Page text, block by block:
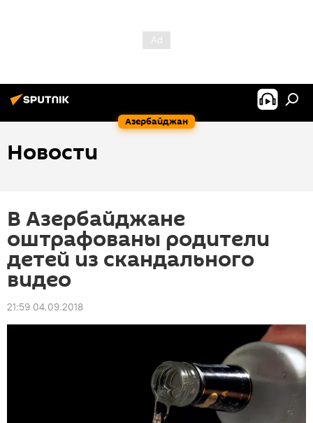
Азербайджан
Новости
В Азербайджане
оштрафованы родители
детей из скандального
видео
21:59 04.09.2018